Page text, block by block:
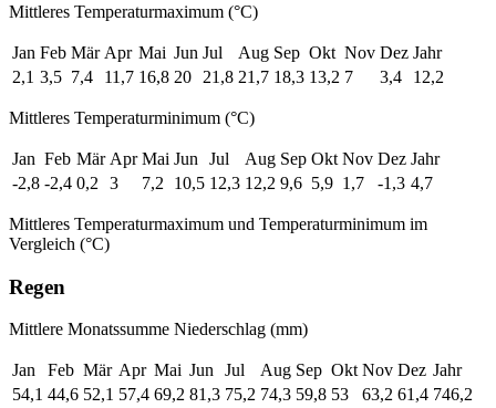
Mittleres Temperaturmaximum (°C)
Jan Feb Mär Apr Mai Jun Jul Aug Sep Okt Nov Dez Jahr
2,1 3,5 7,4 11,7 16,8 20 21,8 21,7 18,3 13,2 7 3,4 12,2
Mittleres Temperaturminimum (°C)
Jan Feb Mär Apr Mai Jun Jul Aug Sep Okt Nov Dez Jahr
-2,8 -2,4 0,2 3 7,2 10,5 12,3 12,2 9,6 5,9 1,7 -1,3 4,7
Mittleres Temperaturmaximum und Temperaturminimum im
Vergleich (°C)
Regen
Mittlere Monatssumme Niederschlag (mm)
Jan Feb Mär Apr Mai Jun Jul Aug Sep Okt Nov Dez Jahr
54,1 44,6 52,1 57,4 69,2 81,3 75,2 74,3 59,8 53 63,2 61,4 746,2